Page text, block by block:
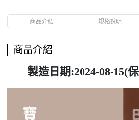
商品介紹 規格說明
商品介紹
製造日期:2024-08-15(